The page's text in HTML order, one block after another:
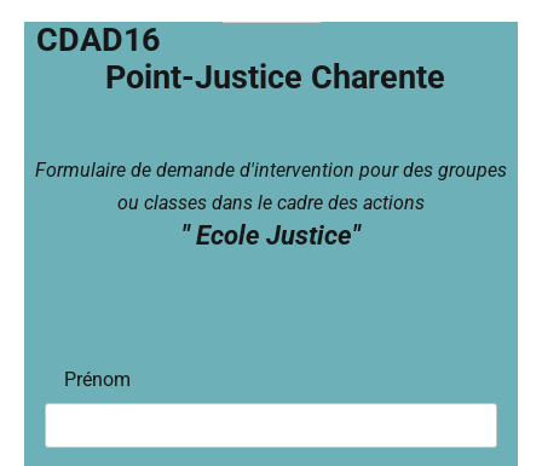
CDAD16
Point-Justice Charente
Formulaire de demande d'intervention pour des groupes
ou classes dans le cadre des actions
" Ecole Justice"
Prénom